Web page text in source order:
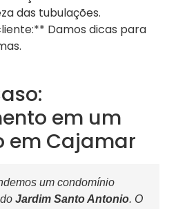
das tubulações.
Damos dicas para
em um
em Cajamar
um condomínio
Jardim Santo Antonio. O